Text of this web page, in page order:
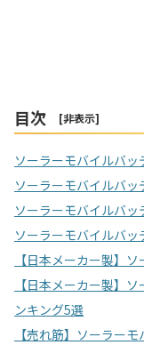
目次 [非表示]
ソーラーモバイルバッ
ソーラーモバイルバッ
ソーラーモバイルバ
ソーラーモバイルバ
【日本メーカー製】
【日本メーカー製】
ンキング5選
【売れ筋】ソーラー